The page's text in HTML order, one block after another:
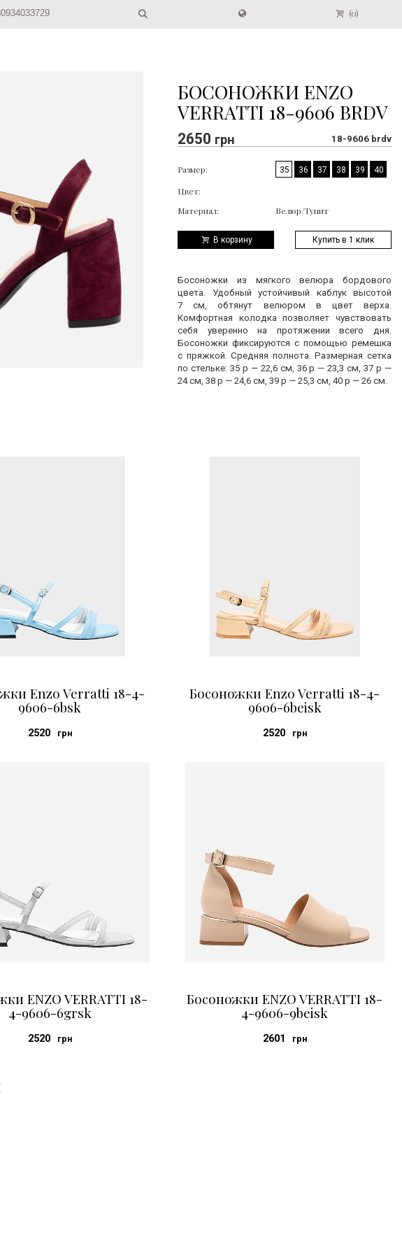
(0)
БОСОНОЖКИ ENZO
VERRATTI 18-9606 BRDV
2650 грн 18-9606 brdv
Размер: 35 36 37 38 39 40
Цвет:
Материал:
Велюр/Тунит
В корзину Купить в 1 клик
Босоножки из мягкого велюра бордового
цвета. Удобный устойчивый каблук высотой
7 см, обтянут велюром в цвет верха.
Комфортная колодка позволяет чувствовать
себя уверенно на протяжении всего дня.
Босоножки фиксируются с помощью ремешка
с пряжкой. Средняя полнота. Размерная сетка
по стельке: 35 р — 22,6 см, 36 р — 23,3 см, 37 р —
24 см, 38 р — 24,6 см, 39 р — 25,3 см, 40 р — 26 см.
Enzo Verratti 18-4-
9606-6bsk
2520 грн
Босоножки Enzo Verratti 18-4-
9606-6beisk
2520 грн
ENZO VERRATTI 18-
4-9606-6grsk
2520 грн
Босоножки ENZO VERRATTI 18-
4-9606-9beisk
2601 грн